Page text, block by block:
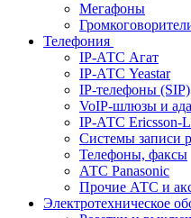
Мегафоны
Телефония
IP-АТС Агат
IP-АТС Yeastar
IP-телефоны (SIP)
VoIP-шлюзы и
IP-АТС Ericsson-
Системы записи
Телефоны, факсы
АТС Panasonic
Прочие АТС и
Электротехническое